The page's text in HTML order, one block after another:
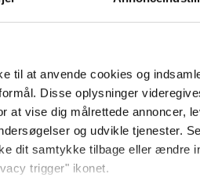
til at anvende cookies og
Disse oplysninger
at vise dig målrettede annoncer,
og udvikle tjenester.
dit samtykke tilbage eller ændre
trigger" ikonet.
– komfortabel base med